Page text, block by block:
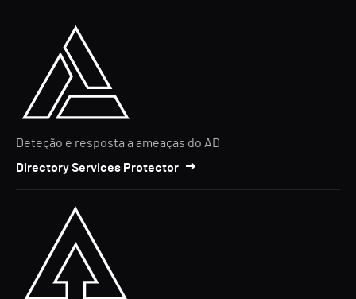
Deteção e resposta a ameaças do AD
Directory Services Protector